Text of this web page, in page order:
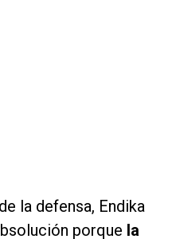
la defensa, Endika
porque la